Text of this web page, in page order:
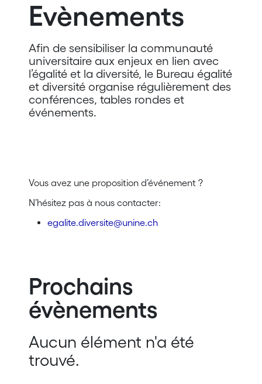
Evènements
Afin de sensibiliser la communauté
universitaire aux enjeux en lien avec
l’égalité et la diversité, le Bureau égalité
et diversité organise régulièrement des
conférences, tables rondes et
événements.
Vous avez une proposition d’événement ?
N’hésitez pas à nous contacter:
egalite.diversite@unine.ch
Prochains
évènements
Aucun élément n'a été
trouvé.